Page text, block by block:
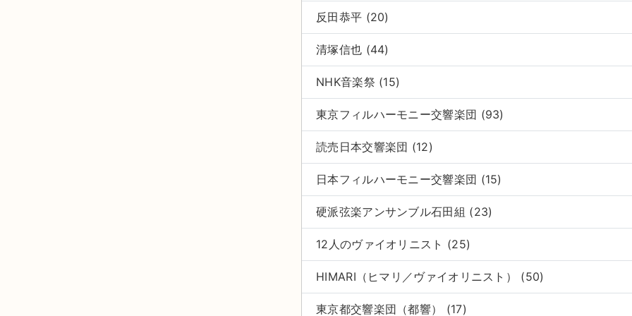
反田恭平 (20)
清塚信也 (44)
NHK音楽祭 (15)
東京フィルハーモニー交響楽団 (93)
読売日本交響楽団 (12)
日本フィルハーモニー交響楽団 (15)
硬派弦楽アンサンブル石田組 (23)
12人のヴァイオリニスト (25)
HIMARI（ヒマリ／ヴァイオリニスト） (50)
東京都交響楽団（都響） (17)